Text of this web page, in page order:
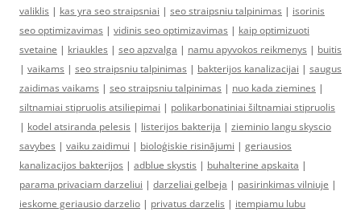
valiklis | kas yra seo straipsniai | seo straipsniu talpinimas | isorinis
seo optimizavimas | vidinis seo optimizavimas | kaip optimizuoti
svetaine | kriaukles | seo apzvalga | namu apyvokos reikmenys | buitis
| vaikams | seo straipsniu talpinimas | bakterijos kanalizacijai | saugus
zaidimas vaikams | seo straipsniu talpinimas | nuo kada ziemines |
siltnamiai stipruolis atsiliepimai | polikarbonatiniai šiltnamiai stipruolis
| kodel atsiranda pelesis | listerijos bakterija | zieminio langu skyscio
savybes | vaiku zaidimui | bioloģiskie risinājumi | geriausios
kanalizacijos bakterijos | adblue skystis | buhalterine apskaita |
parama privaciam darzeliui | darzeliai gelbeja | pasirinkimas vilniuje |
ieskome geriausio darzelio | privatus darzelis | itempiamu lubu